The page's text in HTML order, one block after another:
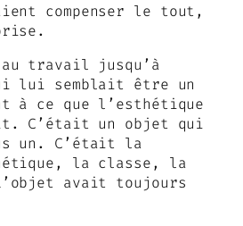
compenser le tout,
travail jusqu’à
lui semblait être un
à ce que l’esthétique
C’était un objet qui
un. C’était la
la classe, la
avait toujours